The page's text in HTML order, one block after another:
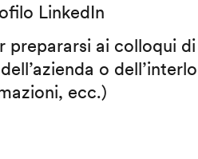
LinkedIn
prepararsi ai colloqui
o
ecc.)